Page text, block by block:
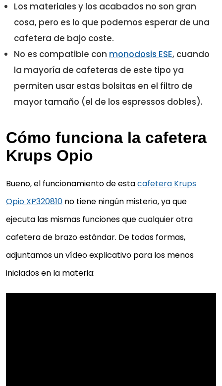
Los materiales y los acabados no son gran
cosa, pero es lo que podemos esperar de una
cafetera de bajo coste.
No es compatible con monodosis ESE, cuando
la mayoría de cafeteras de este tipo ya
permiten usar estas bolsitas en el filtro de
mayor tamaño (el de los espressos dobles).
Cómo funciona la cafetera
Krups Opio
Bueno, el funcionamiento de estacafetera Krups
Opio XP320810 no tiene ningún misterio, ya que
ejecuta las mismas funciones que cualquier otra
cafetera de brazo estándar. De todas formas,
adjuntamos un vídeo explicativo para los menos
iniciados en la materia: